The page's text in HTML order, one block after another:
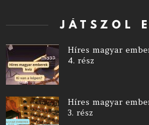
JÁTSZOL
Híres magyar
4. rész
Híres magyar
3. rész